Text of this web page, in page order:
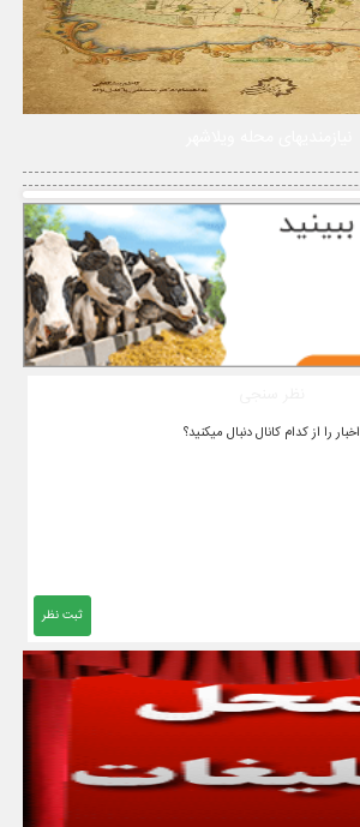
اخبار را از کدام کانال دنبال میکنید؟
ثبت نظر